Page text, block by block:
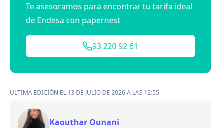
Te asesoramos para encontrar tu tarifa ideal
de Endesa con papernest
93 220 92 61
ÚLTIMA EDICIÓN EL 13 DE JULIO DE 2026 A LAS 12:55
Kaouthar Ounani